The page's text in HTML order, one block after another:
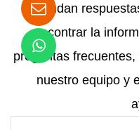
brindan
encontrar la
preguntas
nuestro equipo y